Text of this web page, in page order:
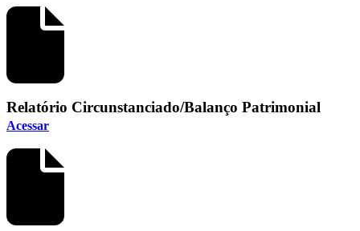
Relatório Circunstanciado/Balanço Patrimonial
Acessar